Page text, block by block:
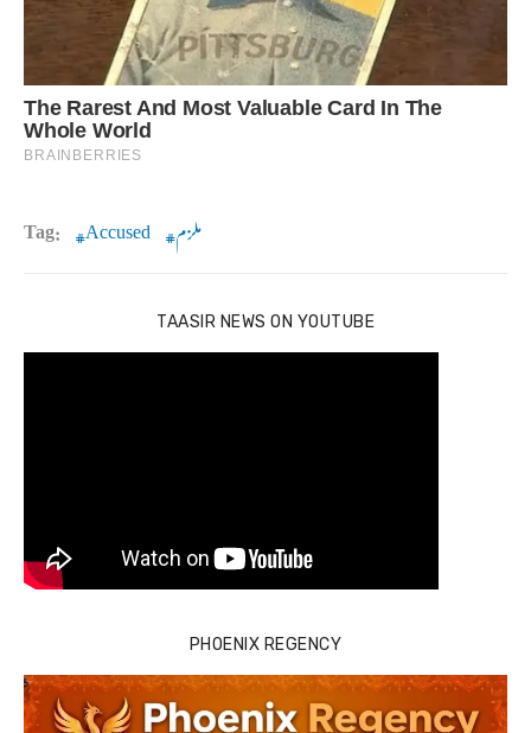
Tag: Accused ملزم
TAASIR NEWS ON YOUTUBE
PHOENIX REGENCY